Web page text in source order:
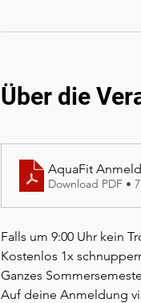
Über die
AquaFit
Download PDF •
Falls um 9:00 Uhr kein
Kostenlos 1x
Ganzes
Auf deine Anmeldung